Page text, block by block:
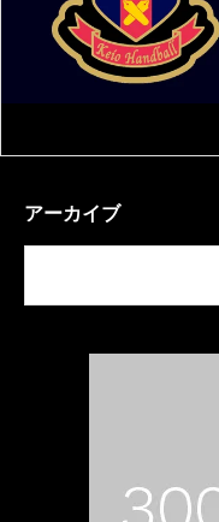
アーカイブ